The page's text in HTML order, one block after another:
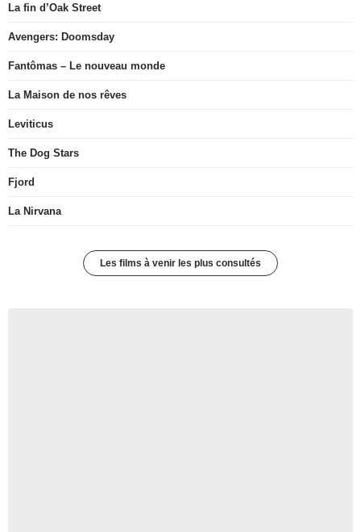
La fin d’Oak Street
Avengers: Doomsday
Fantômas – Le nouveau monde
La Maison de nos rêves
Leviticus
The Dog Stars
Fjord
La Nirvana
Les films à venir les plus consultés